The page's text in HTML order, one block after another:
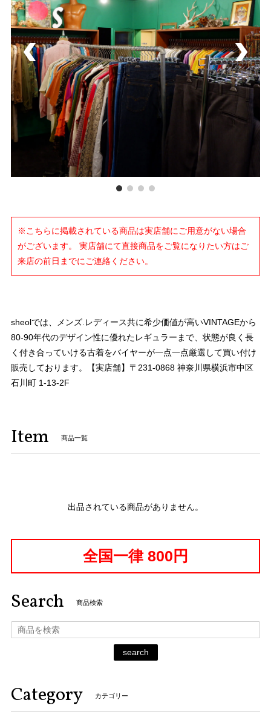
※こちらに掲載されている商品は実店舗にご用意がない場合
がございます。 実店舗にて直接商品をご覧になりたい方はご
来店の前日までにご連絡ください。
sheolでは、メンズ.レディース共に希少価値が高いVINTAGEから
80-90年代のデザイン性に優れたレギュラーまで、状態が良く長
く付き合っていける古着をバイヤーが一点一点厳選して買い付け
販売しております。【実店舗】〒231-0868 神奈川県横浜市中区
石川町 1-13-2F
Item 商品一覧
出品されている商品がありません。
全国一律 800円
Search 商品検索
search
Category カテゴリー